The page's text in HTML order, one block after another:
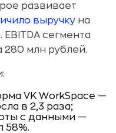
развивает
выручку на
сегмента
280 млн рублей.
VK WorkSpace —
в 2,3 раза;
с данными —
58%.